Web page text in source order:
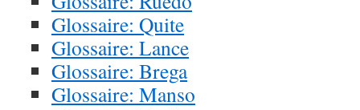
Glossaire: Quite
Glossaire: Lance
Glossaire: Brega
Glossaire: Manso